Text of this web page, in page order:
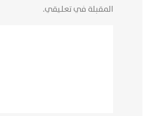
المقبلة في تعليقي.